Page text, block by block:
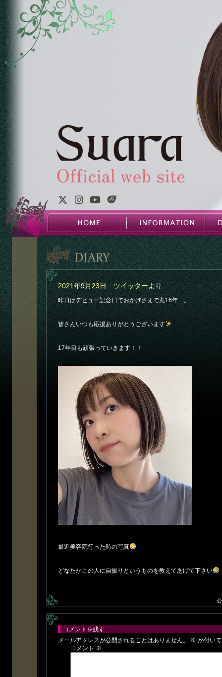
2021年9月23日 ツイッターより
昨日はデビュー記念日でおかげさまで丸16年…。
皆さんいつも応援ありがとうございます
17年目も頑張っていきます！！
最近美容院行った時の写真
どなたかこの人に自撮りというものを教えてあげて下さい
コメントを残す
メールアドレスが公開されることはありません。
※ が付い
コメント ※